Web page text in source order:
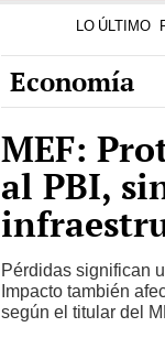
LO ÚLTIMO
Economía
MEF:
al PBI,
Pérdidas significan
Impacto también
según el titular del